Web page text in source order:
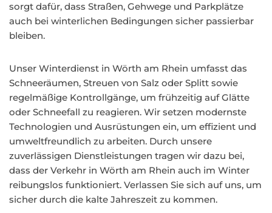
sorgt dafür, dass Straßen, Gehwege und Parkplätze
auch bei winterlichen Bedingungen sicher passierbar
bleiben.
Unser Winterdienst in Wörth am Rhein umfasst das
Schneeräumen, Streuen von Salz oder Splitt sowie
regelmäßige Kontrollgänge, um frühzeitig auf Glätte
oder Schneefall zu reagieren. Wir setzen modernste
Technologien und Ausrüstungen ein, um effizient und
umweltfreundlich zu arbeiten. Durch unsere
zuverlässigen Dienstleistungen tragen wir dazu bei,
dass der Verkehr in Wörth am Rhein auch im Winter
reibungslos funktioniert. Verlassen Sie sich auf uns, um
sicher durch die kalte Jahreszeit zu kommen.